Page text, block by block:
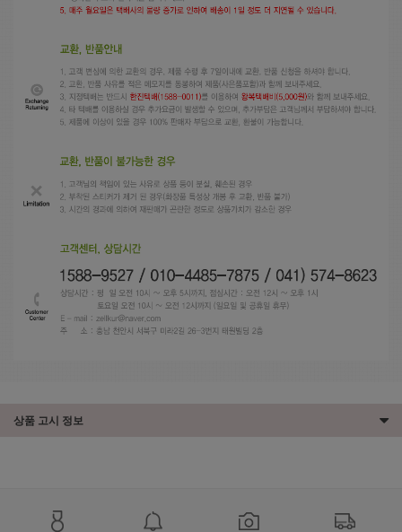
상품 고시 정보